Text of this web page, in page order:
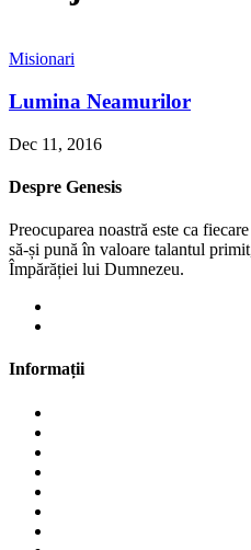
Misionari
Lumina Neamurilor
Dec 11, 2016
Despre Genesis
Preocuparea noastră este ca
să-și pună în valoare talantul
Împărăției lui Dumnezeu.
Informații